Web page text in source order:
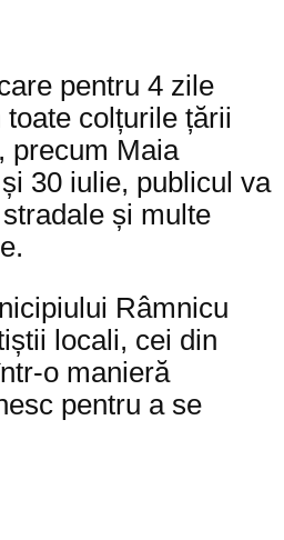
pentru 4 zile
colțurile țării
precum Maia
30 iulie, publicul va
și multe
Râmnicu
locali, cei din
o manieră
pentru a se